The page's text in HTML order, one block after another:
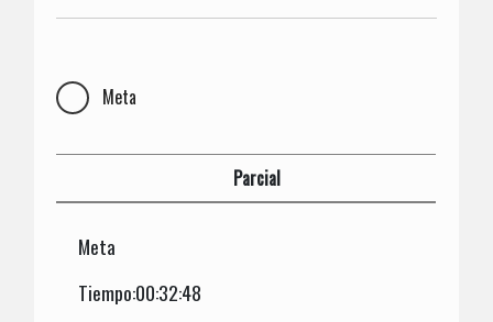
Meta
Parcial
Meta
Tiempo:00:32:48